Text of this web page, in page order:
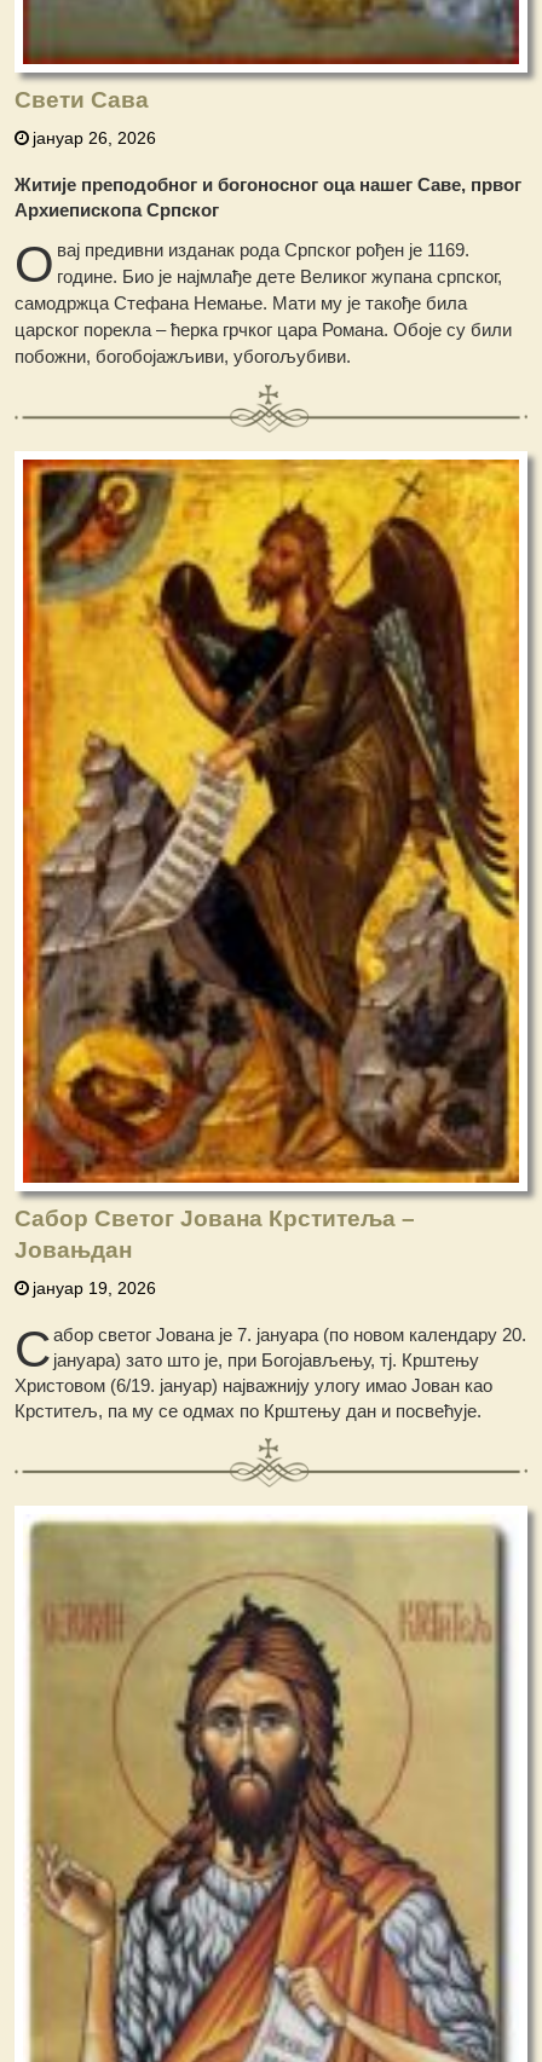
Свети Сава
јануар 26, 2026
Житије преподобног и богоносног оца нашег Саве, првог
Архиепископа Српског
О вај предивни изданак рода Српског рођен је 1169.
године. Био је најмлађе дете Великог жупана српског,
самодржца Стефана Немање. Мати му је такође била
царског порекла – ћерка грчког цара Романа. Обоје су били
побожни, богобојажљиви, убогољубиви.
Сабор Светог Јована Крститеља –
Јовањдан
јануар 19, 2026
Сабор светог Јована је 7. јануара (по новом календару 20.
јануара) зато што је, при Богојављењу, тј. Крштењу
Христовом (6/19. јануар) најважнију улогу имао Јован као
Крститељ, па му се одмах по Крштењу дан и посвећује.